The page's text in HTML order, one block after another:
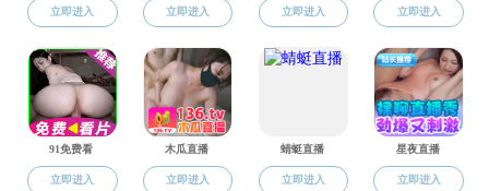
师资队伍
教 授
副教授
当